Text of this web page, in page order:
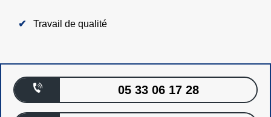
Travail de qualité
05 33 06 17 28